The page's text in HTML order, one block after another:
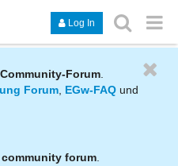
Log In
Forum
Forum, EGw-FAQ und
community forum.